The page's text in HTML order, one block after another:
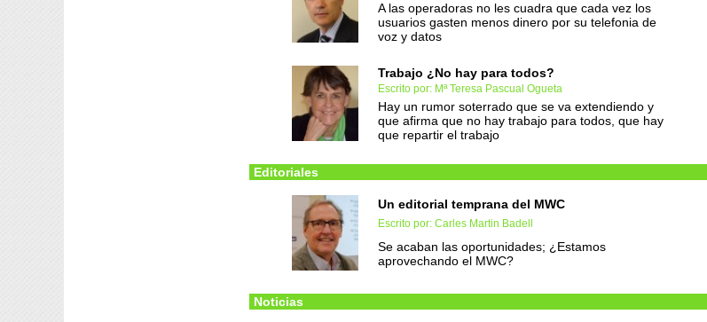
A las operadoras no les cuadra que cada vez los
usuarios gasten menos dinero por su telefonia de
voz y datos
Trabajo ¿No hay para todos?
Escrito por: Mª Teresa Pascual Ogueta
Hay un rumor soterrado que se va extendiendo y
que afirma que no hay trabajo para todos, que hay
que repartir el trabajo
Editoriales
Un editorial temprana del MWC
Escrito por: Carles Martin Badell
Se acaban las oportunidades; ¿Estamos
aprovechando el MWC?
Noticias